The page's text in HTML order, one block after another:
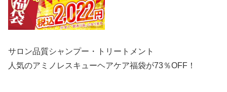
サロン品質シャンプー・トリートメント
人気のアミノレスキューヘアケア福袋が73％OFF！